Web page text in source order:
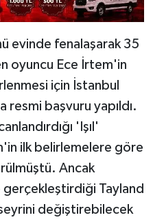
evinde fenalaşarak 35
oyuncu Ece İrtem'in
için İstanbul
resmi başvuru yapıldı.
'Işıl'
ilk belirlemelere göre
Ancak
Tayland
değiştirebilecek